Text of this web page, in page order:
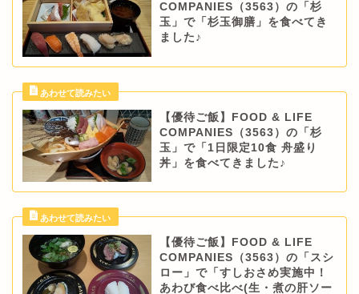
COMPANIES（3563）の「杉
玉」で「杉玉御膳」を食べてき
ました♪
【優待ご飯】FOOD & LIFE
COMPANIES（3563）の「杉
玉」で「1日限定10食 舟盛り
丼」を食べてきました♪
【優待ご飯】FOOD & LIFE
COMPANIES（3563）の「スシ
ロー」で「すしおさめ実施中！
あわび食べ比べ(生・煮の肝ソー